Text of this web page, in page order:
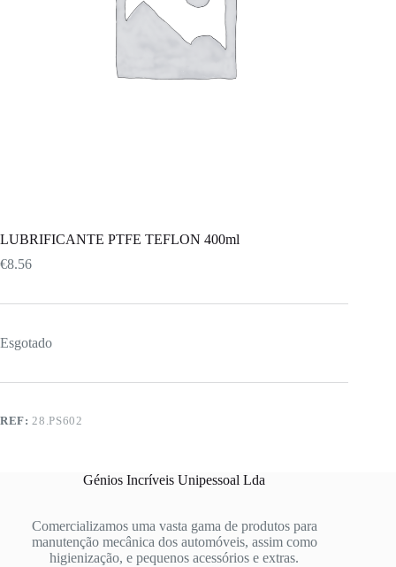
LUBRIFICANTE PTFE TEFLON 400ml
€8.56
Esgotado
REF: 28.PS602
Génios Incríveis Unipessoal Lda
Comercializamos uma vasta gama de produtos para
manutenção mecânica dos automóveis, assim como
higienização, e pequenos acessórios e extras.